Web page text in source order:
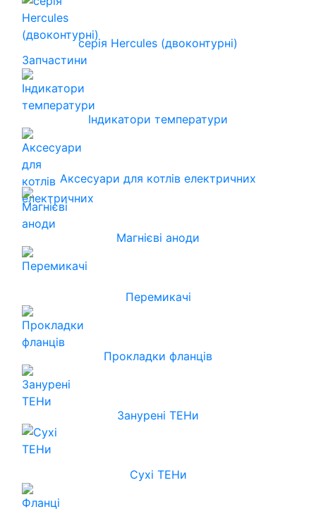
серія Hercules (двоконтурні)
Запчастини
Індикатори температури
Аксесуари для котлів електричних
Магнієві аноди
Перемикачі
Прокладки фланців
Занурені ТЕНи
Сухі ТЕНи